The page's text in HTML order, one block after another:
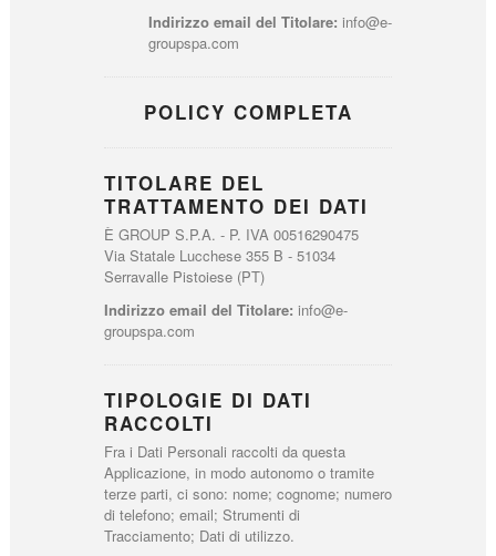
Indirizzo email del Titolare: info@e-
groupspa.com
POLICY COMPLETA
TITOLARE DEL
TRATTAMENTO DEI DATI
È GROUP S.P.A. - P. IVA 00516290475
Via Statale Lucchese 355 B - 51034
Serravalle Pistoiese (PT)
Indirizzo email del Titolare: info@e-
groupspa.com
TIPOLOGIE DI DATI
RACCOLTI
Fra i Dati Personali raccolti da questa
Applicazione, in modo autonomo o tramite
terze parti, ci sono: nome; cognome; numero
di telefono; email; Strumenti di
Tracciamento; Dati di utilizzo.